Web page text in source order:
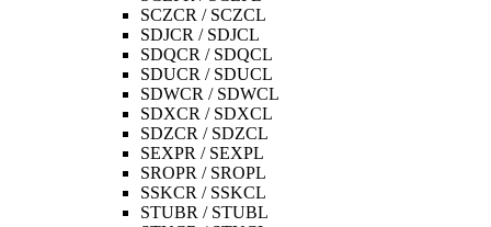
SCZCR / SCZCL
SDJCR / SDJCL
SDQCR / SDQCL
SDUCR / SDUCL
SDWCR / SDWCL
SDXCR / SDXCL
SDZCR / SDZCL
SEXPR / SEXPL
SROPR / SROPL
SSKCR / SSKCL
STUBR / STUBL